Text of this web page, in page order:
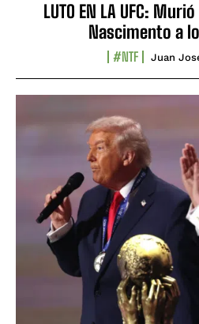
LUTO EN LA UFC:
Nascimento a
#NTF Juan